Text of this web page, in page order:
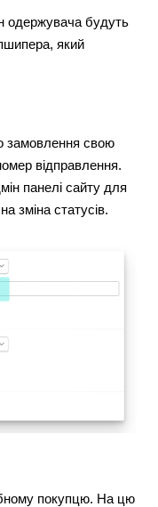
одержувача будуть
який
замовлення свою
відправлення.
панелі сайту для
зміна статусів.
покупцю. На цю